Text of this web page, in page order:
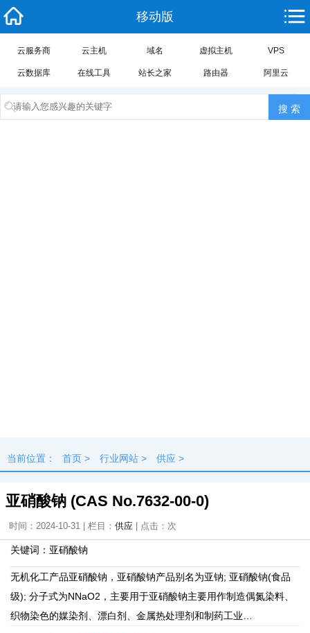
移动版
云服务商 云主机 域名 虚拟主机 VPS
云数据库 在线工具 站长之家 路由器 阿里云
当前位置： 首页 > 行业网站 > 供应 >
亚硝酸钠 (CAS No.7632-00-0)
时间：2024-10-31 | 栏目： 供应 | 点击： 次
关键词：亚硝酸钠
无机化工产品亚硝酸钠，亚硝酸钠产品别名为亚钠; 亚硝酸钠(食品
级); 分子式为NNaO2，主要用于亚硝酸钠主要用作制造偶氮染料、
织物染色的媒染剂、漂白剂、金属热处理剂和制药工业…